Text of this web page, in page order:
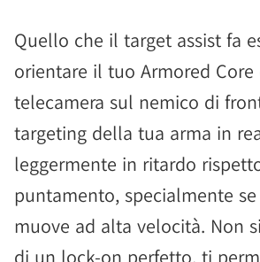
Quello che il target assist fa
orientare il tuo Armored Core
telecamera sul nemico di
targeting della tua arma in
leggermente in ritardo
puntamento, specialmente
muove ad alta velocità. Non
di un lock-on perfetto, ti